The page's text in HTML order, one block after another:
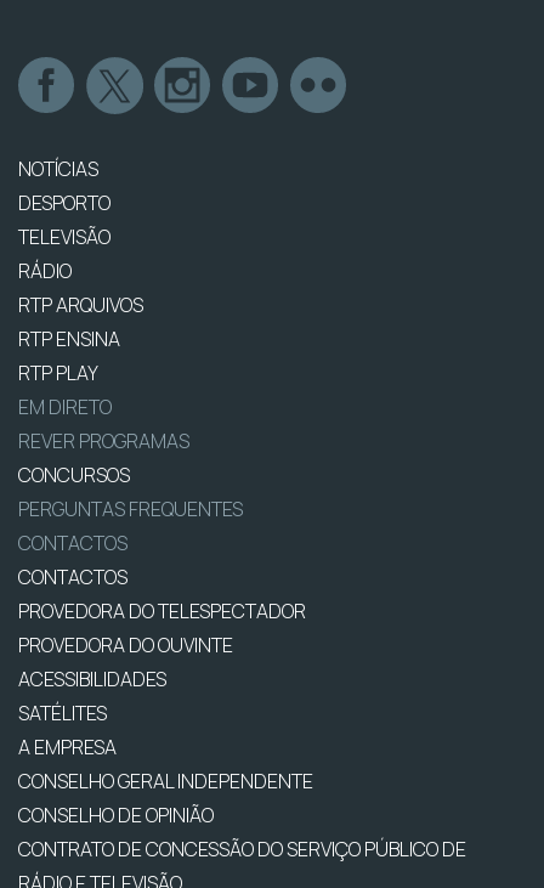
NOTÍCIAS
DESPORTO
TELEVISÃO
RÁDIO
RTP ARQUIVOS
RTP ENSINA
RTP PLAY
EM DIRETO
REVER PROGRAMAS
CONCURSOS
PERGUNTAS FREQUENTES
CONTACTOS
CONTACTOS
PROVEDORA DO TELESPECTADOR
PROVEDORA DO OUVINTE
ACESSIBILIDADES
SATÉLITES
A EMPRESA
CONSELHO GERAL INDEPENDENTE
CONSELHO DE OPINIÃO
CONTRATO DE CONCESSÃO DO SERVIÇO PÚBLICO DE
RÁDIO E TELEVISÃO